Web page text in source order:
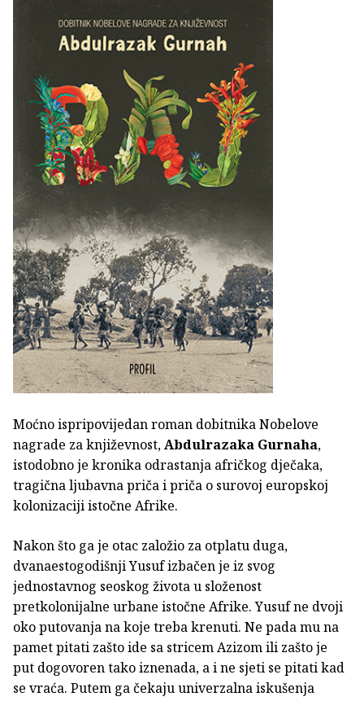
Moćno ispripovijedan roman dobitnika Nobelove
nagrade za književnost,Abdulrazaka Gurnaha,
istodobno je kronika odrastanja afričkog dječaka,
tragična ljubavna priča i priča o surovoj europskoj
kolonizaciji istočne Afrike.
Nakon što ga je otac založio za otplatu duga,
dvanaestogodišnji Yusuf izbačen je iz svog
jednostavnog seoskog života u složenost
pretkolonijalne urbane istočne Afrike. Yusuf ne dvoji
oko putovanja na koje treba krenuti. Ne pada mu na
pamet pitati zašto ide sa stricem Azizom ili zašto je
put dogovoren tako iznenada, a i ne sjeti se pitati kad
se vraća. Putem ga čekaju univerzalna iskušenja